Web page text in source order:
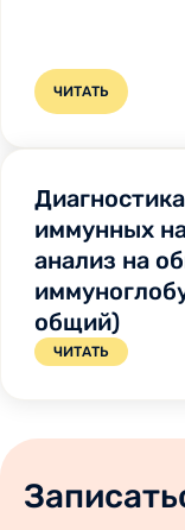
ЧИТАТЬ
иммунных
анализ на
общий)
ЧИТАТЬ